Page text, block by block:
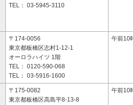
TEL： 03-5945-3110
〒174-0056
東京都板橋区志村1-12-1
オーロラハイツ 1階
TEL： 0120-590-068
TEL： 03-5916-1600
午前10
〒175-0082
東京都板橋区高島平8-13-8
午前10